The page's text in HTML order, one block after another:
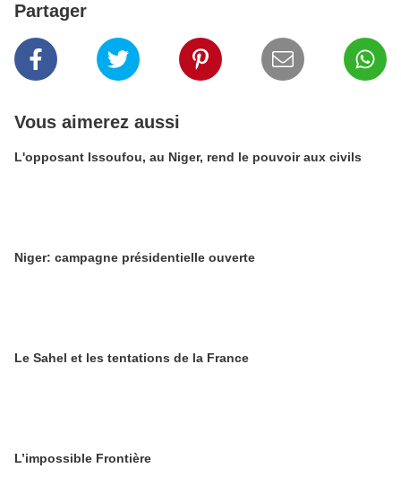
Partager
Vous aimerez aussi
L'opposant Issoufou, au Niger, rend le pouvoir aux civils
Niger: campagne présidentielle ouverte
Le Sahel et les tentations de la France
L’impossible Frontière